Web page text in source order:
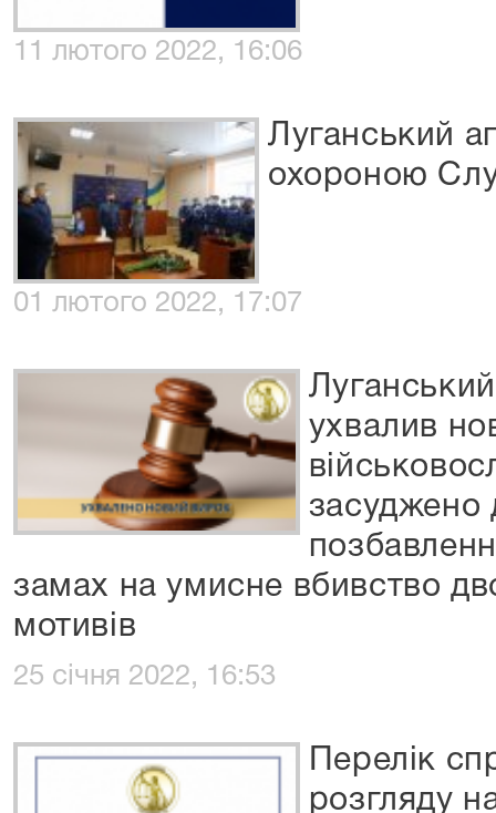
11 лютого 2022, 16:06
Луганський
охороною
01 лютого 2022, 17:07
ухвалив
засуджено
замах на умисне вбивство
мотивів
25 січня 2022, 16:53
Перелік
розгляду